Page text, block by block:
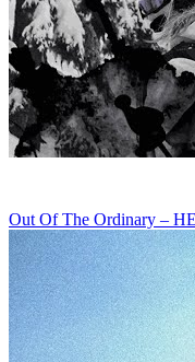
Out Of The Ordinary –